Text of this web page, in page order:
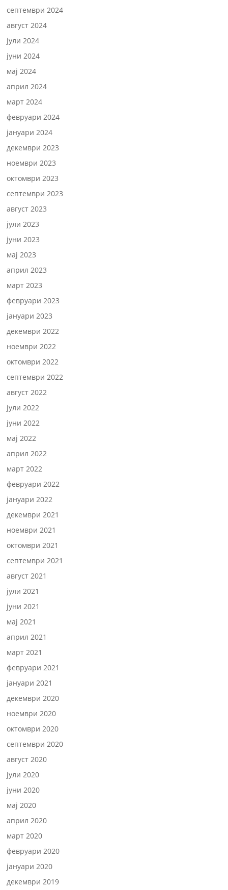
септември 2024
август 2024
јули 2024
јуни 2024
мај 2024
април 2024
март 2024
февруари 2024
јануари 2024
декември 2023
ноември 2023
октомври 2023
септември 2023
август 2023
јули 2023
јуни 2023
мај 2023
април 2023
март 2023
февруари 2023
јануари 2023
декември 2022
ноември 2022
октомври 2022
септември 2022
август 2022
јули 2022
јуни 2022
мај 2022
април 2022
март 2022
февруари 2022
јануари 2022
декември 2021
ноември 2021
октомври 2021
септември 2021
август 2021
јули 2021
јуни 2021
мај 2021
април 2021
март 2021
февруари 2021
јануари 2021
декември 2020
ноември 2020
октомври 2020
септември 2020
август 2020
јули 2020
јуни 2020
мај 2020
април 2020
март 2020
февруари 2020
јануари 2020
декември 2019